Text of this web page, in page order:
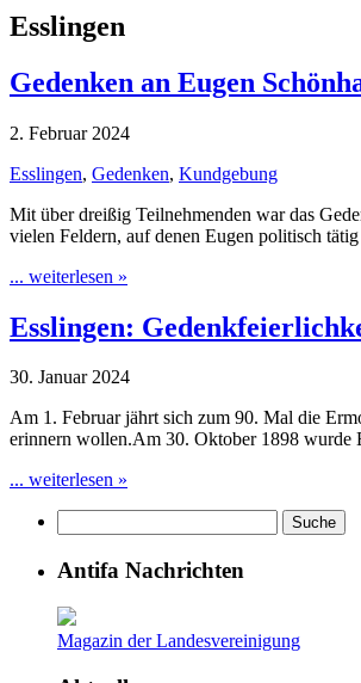
Esslingen
Gedenken an Eugen
2. Februar 2024
Esslingen, Gedenken, Kundgebung
Mit über dreißig Teilnehmenden war das
vielen Feldern, auf denen Eugen politisch
... weiterlesen »
Esslingen:
30. Januar 2024
Am 1. Februar jährt sich zum 90. Mal die
erinnern wollen.Am 30. Oktober 1898 wurde
... weiterlesen »
Antifa Nachrichten
Magazin der Landesvereinigung